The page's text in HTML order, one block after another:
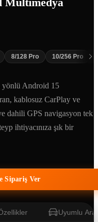
8/128 Pro 10/256 Pro
yönlü Android 15
kablosuz CarPlay ve
dahili GPS navigasyon tek
ihtiyacınıza şık bir
Sipariş Ver
Uyumlu